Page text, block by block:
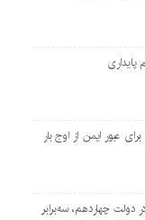
عبور ایمن از اوج بار
دولت چهاردهم، سه‌برابر